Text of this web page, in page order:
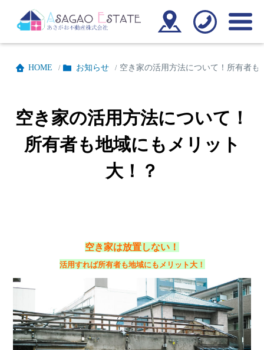
HOME / お知らせ / 空き家の活用方法について！所有者も
空き家の活用方法について！
所有者も地域にもメリット
大！？
空き家は放置しない！
活用すれば所有者も地域にもメリット大！